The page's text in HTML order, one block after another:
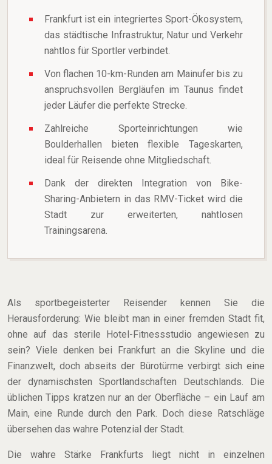
Frankfurt ist ein integriertes Sport-Ökosystem,
das städtische Infrastruktur, Natur und Verkehr
nahtlos für Sportler verbindet.
Von flachen 10-km-Runden am Mainufer bis zu
anspruchsvollen Bergläufen im Taunus findet
jeder Läufer die perfekte Strecke.
Zahlreiche Sporteinrichtungen wie
Boulderhallen bieten flexible Tageskarten,
ideal für Reisende ohne Mitgliedschaft.
Dank der direkten Integration von Bike-
Sharing-Anbietern in das RMV-Ticket wird die
Stadt zur erweiterten, nahtlosen
Trainingsarena.
Als sportbegeisterter Reisender kennen Sie die
Herausforderung: Wie bleibt man in einer fremden Stadt fit,
ohne auf das sterile Hotel-Fitnessstudio angewiesen zu
sein? Viele denken bei Frankfurt an die Skyline und die
Finanzwelt, doch abseits der Bürotürme verbirgt sich eine
der dynamischsten Sportlandschaften Deutschlands. Die
üblichen Tipps kratzen nur an der Oberfläche – ein Lauf am
Main, eine Runde durch den Park. Doch diese Ratschläge
übersehen das wahre Potenzial der Stadt.
Die wahre Stärke Frankfurts liegt nicht in einzelnen